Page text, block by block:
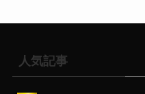
人気記事